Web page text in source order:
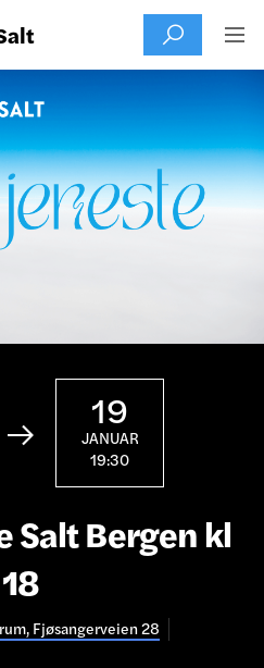
 

19
JANUAR
19:30
Salt Bergen kl
18
Fjøsangerveien 28